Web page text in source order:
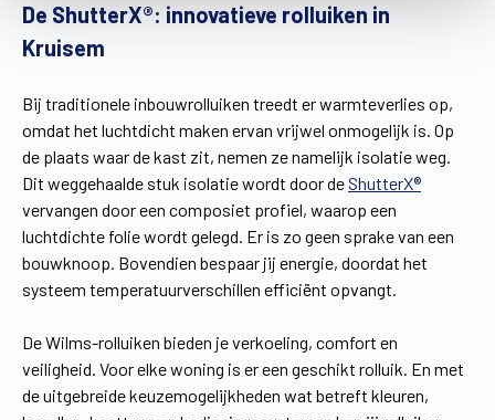
De ShutterX®: innovatieve rolluiken in
Kruisem
Bij traditionele inbouwrolluiken treedt er warmteverlies op,
omdat het luchtdicht maken ervan vrijwel onmogelijk is. Op
de plaats waar de kast zit, nemen ze namelijk isolatie weg.
Dit weggehaalde stuk isolatie wordt door deShutterX®
vervangen door een composiet profiel, waarop een
luchtdichte folie wordt gelegd. Er is zo geen sprake van een
bouwknoop. Bovendien bespaar jij energie, doordat het
systeem temperatuurverschillen efficiënt opvangt.
De Wilms-rolluiken bieden je verkoeling, comfort en
veiligheid. Voor elke woning is er een geschikt rolluik. En met
de uitgebreide keuzemogelijkheden wat betreft kleuren,